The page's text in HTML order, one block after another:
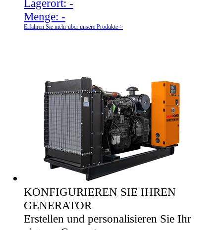
Lagerort: -
Menge: -
Erfahren Sie mehr über unsere Produkte >
KONFIGURIEREN SIE IHREN
GENERATOR
Erstellen und personalisieren Sie Ihr